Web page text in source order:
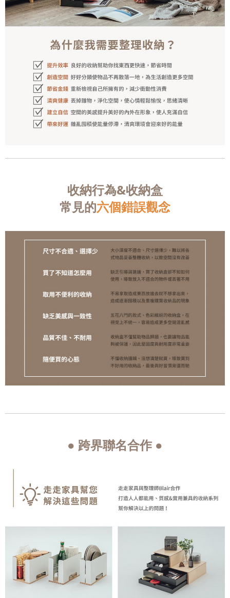
收納行為&收納盒
常見的六個錯誤觀念
● 跨界聯名合作 ●